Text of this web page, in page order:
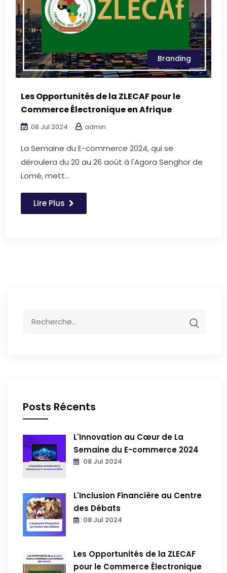
Branding
Les Opportunités de la ZLECAF pour le
Commerce Électronique en Afrique
08 Jul 2024 admin
La Semaine du E-commerce 2024, qui se
déroulera du 20 au 26 août à l'Agora Senghor de
Lomé, mett...
Lire Plus
Posts Récents
L'Innovation au Cœur de La
Semaine du E-commerce 2024
08 Jul 2024
L'Inclusion Financière au Centre
des Débats
08 Jul 2024
Les Opportunités de la ZLECAF
pour le Commerce Électronique